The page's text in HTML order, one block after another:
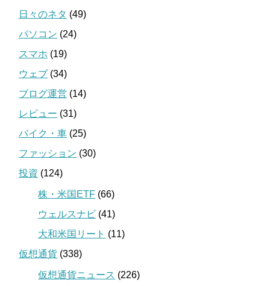
日々のネタ (49)
パソコン (24)
スマホ (19)
ウェブ (34)
ブログ運営 (14)
レビュー (31)
バイク・車 (25)
ファッション (30)
投資 (124)
株・米国ETF (66)
ウェルスナビ (41)
大和米国リート (11)
仮想通貨 (338)
仮想通貨ニュース (226)